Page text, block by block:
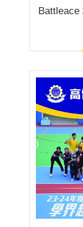
Battleace